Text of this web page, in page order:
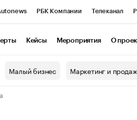
РБК Компании Телеканал
Кейсы Мероприятия О
Малый бизнес Маркетинг и